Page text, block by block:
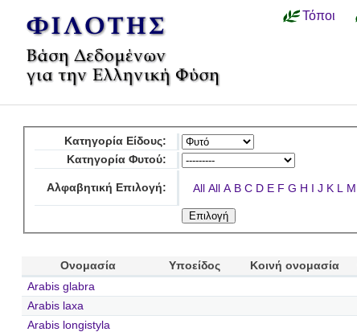
Τόποι
Κατηγορία Είδους:
Κατηγορία Φυτού:
Αλφαβητική Επιλογή: All All A B C D E F G H I J K L M
Ονομασία Υποείδος Κοινή ονομασία
Arabis glabra
Arabis laxa
Arabis longistyla